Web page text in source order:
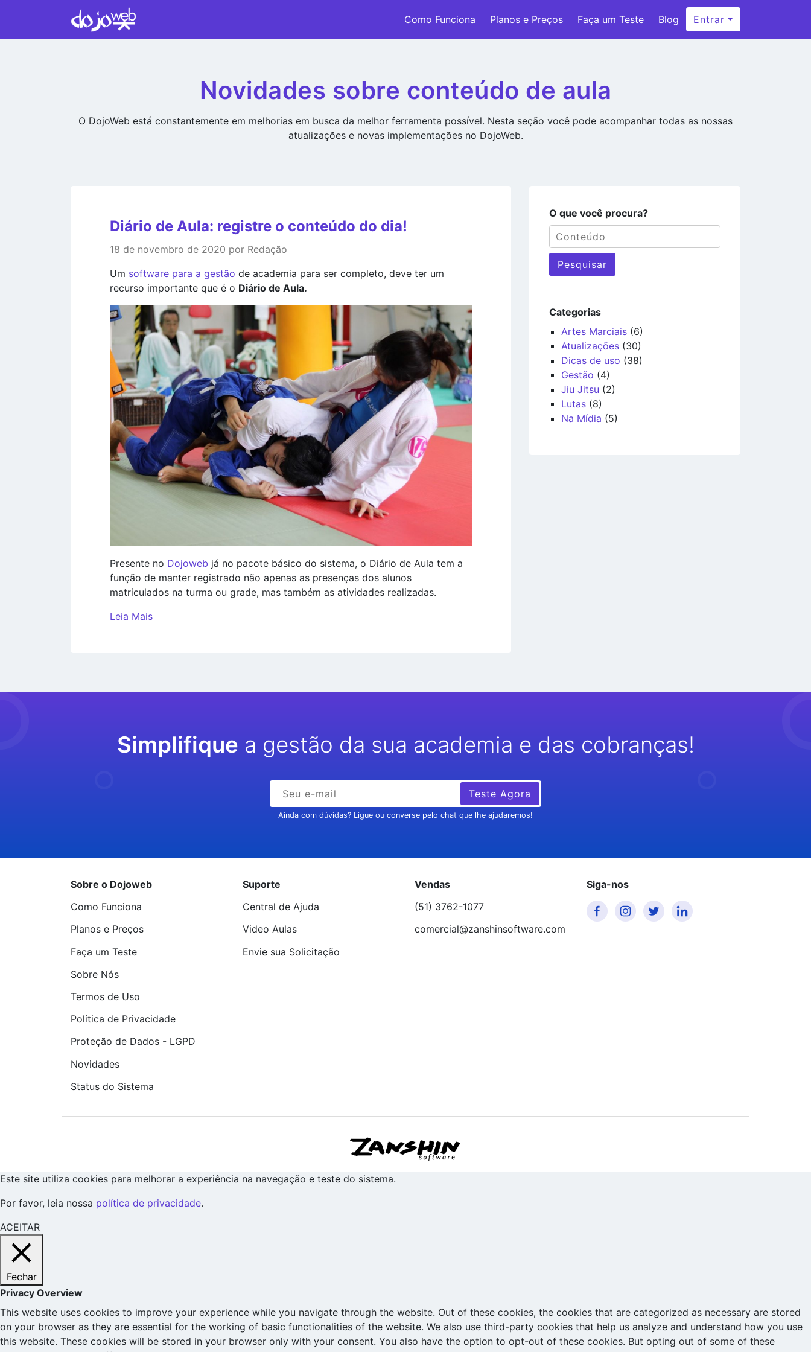
Como Funciona Planos e Preços Faça um Teste Blog Entrar
Novidades sobre conteúdo de aula
O DojoWeb está constantemente em melhorias em busca da melhor ferramenta possível. Nesta seção você pode acompanhar todas as nossas
atualizações e novas implementações no DojoWeb.
Diário de Aula: registre o conteúdo do dia!
18 de novembro de 2020 por Redação
Um software para a gestão de academia para ser completo, deve ter um
recurso importante que é o Diário de Aula.
Presente no Dojoweb já no pacote básico do sistema, o Diário de Aula tem a
função de manter registrado não apenas as presenças dos alunos
matriculados na turma ou grade, mas também as atividades realizadas.
Leia Mais
O que você procura?
Pesquisar
Categorias
Artes Marciais (6)
Atualizações (30)
Dicas de uso (38)
Gestão (4)
Jiu Jitsu (2)
Lutas (8)
Na Mídia (5)
Simplifique a gestão da sua academia e das cobranças!
Teste Agora
Ainda com dúvidas? Ligue ou converse pelo chat que lhe ajudaremos!
Sobre o Dojoweb
Como Funciona
Planos e Preços
Faça um Teste
Sobre Nós
Termos de Uso
Política de Privacidade
Proteção de Dados - LGPD
Novidades
Status do Sistema
Suporte
Central de Ajuda
Video Aulas
Envie sua Solicitação
Vendas
(51) 3762-1077
comercial@zanshinsoftware.com
Siga-nos
Este site utiliza cookies para melhorar a experiência na navegação e teste do sistema.
Por favor, leia nossa política de privacidade.
ACEITAR
Fechar
Privacy Overview
This website uses cookies to improve your experience while you navigate through the website. Out of these cookies, the cookies that are categorized as necessary are stored
on your browser as they are essential for the working of basic functionalities of the website. We also use third-party cookies that help us analyze and understand how you use
this website. These cookies will be stored in your browser only with your consent. You also have the option to opt-out of these cookies. But opting out of some of these